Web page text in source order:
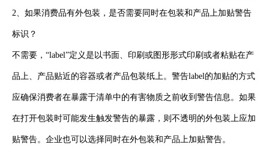
2、如果消费品有外包装，是否需要同时在包装和产品上加贴警告
标识？
不需要，“label”定义是以书面、印刷或图形形式印刷或者粘贴在产
品上、产品贴近的容器或者产品包装纸上。警告label的加贴的方式
应确保消费者在暴露于清单中的有害物质之前收到警告信息。如果
在打开包装时可能发生触发警告的暴露，则不透明的外包装上应加
贴警告。企业也可以选择同时在外包装和产品上加贴警告。